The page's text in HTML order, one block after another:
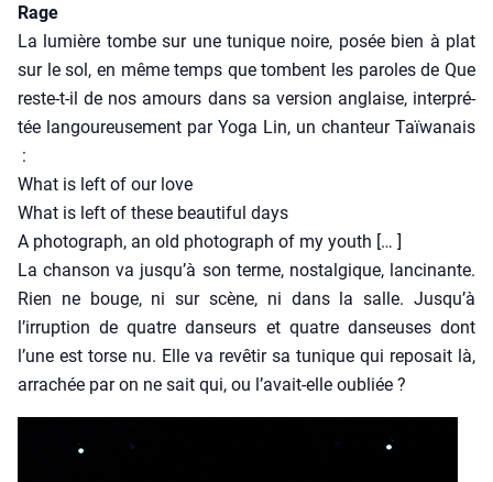
Rage
La lumière tombe sur une tunique noire, posée bien à plat
sur le sol, en même temps que tombent les paroles de Que
reste-t-il de nos amours dans sa ver­sion anglaise, inter­pré­
tée lan­gou­reu­se­ment par Yoga Lin, un chan­teur Taï­wa­nais
:
What is left of our love
What is left of these beau­ti­ful days
A pho­to­graph, an old pho­to­graph of my youth [… ]
La chan­son va jusqu’à son terme, nos­tal­gique, lan­ci­nante.
Rien ne bouge, ni sur scène, ni dans la salle. Jusqu’à
l’irruption de quatre dan­seurs et quatre dan­seuses dont
l’une est torse nu. Elle va revê­tir sa tunique qui repo­sait là,
arra­chée par on ne sait qui, ou l’avait-elle oubliée ?